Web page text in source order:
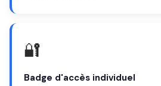
🔐
Badge d'accès individuel